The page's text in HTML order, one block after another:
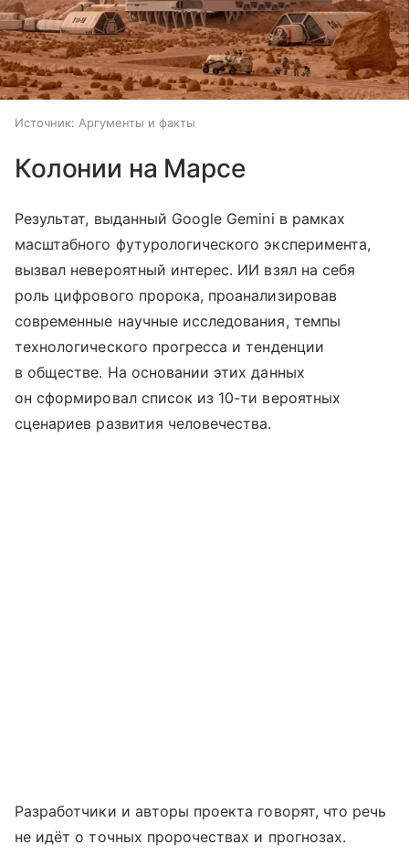
Источник: Аргументы и факты
Колонии на Марсе
Результат, выданный Google Gemini в рамках
масштабного футурологического эксперимента,
вызвал невероятный интерес. ИИ взял на себя
роль цифрового пророка, проанализировав
современные научные исследования, темпы
технологического прогресса и тенденции
в обществе. На основании этих данных
он сформировал список из 10-ти вероятных
сценариев развития человечества.
Разработчики и авторы проекта говорят, что речь
не идёт о точных пророчествах и прогнозах.